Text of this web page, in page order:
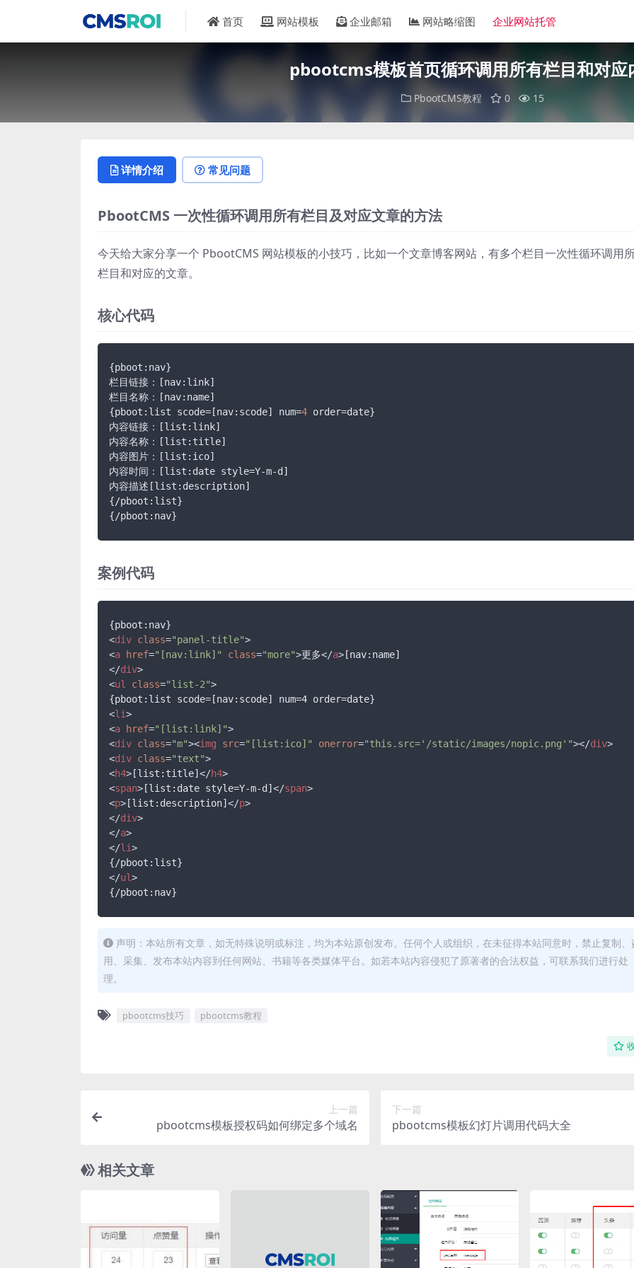
首页 网站模板 企业邮箱 网站略缩图 企业网站托管
pbootcms模板首页循环调用所有栏目和对应
PbootCMS教程 0 15
详情介绍 常见问题
PbootCMS 一次性循环调用所有栏目及对应文章的方法
今天给大家分享一个 PbootCMS 网站模板的小技巧，比如一个文章博客网站，有多个栏目一次性循环调用
栏目和对应的文章。
核心代码
{pboot:nav}
栏目链接：
[nav:link]
栏目名称：
[nav:name]
{pboot:list scode=[nav:scode] num=4 order=date}
内容链接：
[list:link]
内容名称：
[list:title]
内容图片：
[list:ico]
内容时间：
[list:date style=Y-m-d]
内容描述 [list:description]
{/pboot:list}
{/pboot:nav}
案例代码
<div class="panel-title">
<a href="[nav:link]" class="more">更多</a>
</div>
<ul class="list-2">
<li>
<a href="[list:link]">
<div class="m"><img src="[list:ico]" onerror="this.src='/static/images/nopic.png'"></div>
<div class="text">
<h4> [list:title] </h4>
<span> [list:date style=Y-m-d] </span>
<p> [list:description] </p>
</div>
</a>
</li>
</ul>
{/pboot:nav}
声明：本站所有文章，如无特殊说明或标注，均为本站原创发布。任何个人或组织，在未征得本站同意时，禁止复制、
用、采集、发布本站内容到任何网站、书籍等各类媒体平台。如若本站内容侵犯了原著者的合法权益，可联系我们进行处
理。
pbootcms技巧 pbootcms教程
上一篇
pbootcms模板授权码如何绑定多个域名
下一篇
pbootcms模板幻灯片调用代码大全
相关文章